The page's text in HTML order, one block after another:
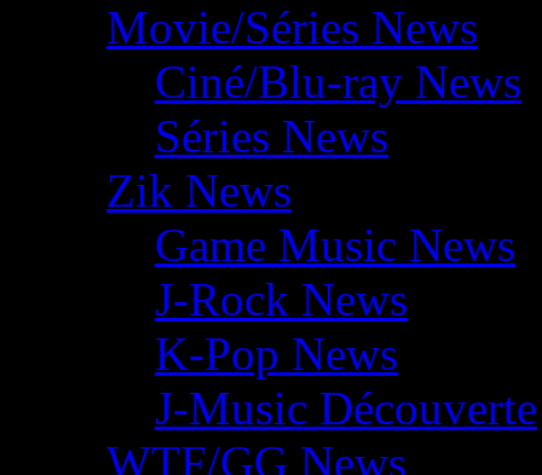
Movie/Séries News
Ciné/Blu-ray News
Séries News
Zik News
Game Music News
J-Rock News
K-Pop News
J-Music Découverte
WTF/GG News